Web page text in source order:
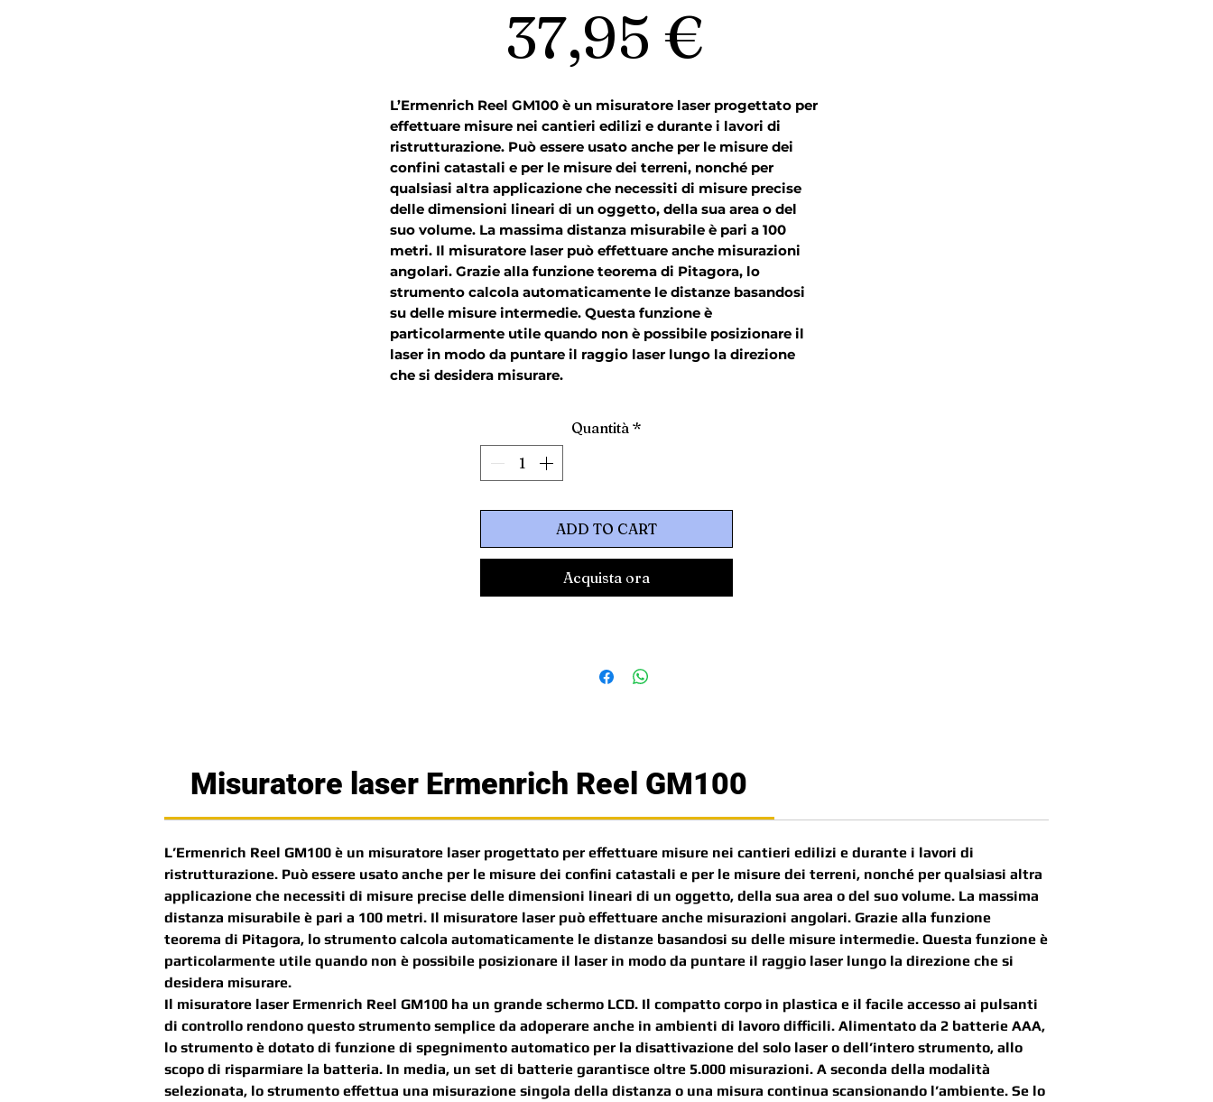
37,95 €
L’Ermenrich Reel GM100 è un misuratore laser progettato per
effettuare misure nei cantieri edilizi e durante i lavori di
ristrutturazione. Può essere usato anche per le misure dei
confini catastali e per le misure dei terreni, nonché per
qualsiasi altra applicazione che necessiti di misure precise
delle dimensioni lineari di un oggetto, della sua area o del
suo volume. La massima distanza misurabile è pari a 100
metri. Il misuratore laser può effettuare anche misurazioni
angolari. Grazie alla funzione teorema di Pitagora, lo
strumento calcola automaticamente le distanze basandosi
su delle misure intermedie. Questa funzione è
particolarmente utile quando non è possibile posizionare il
laser in modo da puntare il raggio laser lungo la direzione
che si desidera misurare.
Quantità *
ADD TO CART
Acquista ora
Misuratore laser Ermenrich Reel GM100
L’Ermenrich Reel GM100 è un misuratore laser progettato per effettuare misure nei cantieri edilizi e durante i lavori di
ristrutturazione. Può essere usato anche per le misure dei confini catastali e per le misure dei terreni, nonché per qualsiasi altra
applicazione che necessiti di misure precise delle dimensioni lineari di un oggetto, della sua area o del suo volume. La massima
distanza misurabile è pari a 100 metri. Il misuratore laser può effettuare anche misurazioni angolari. Grazie alla funzione
teorema di Pitagora, lo strumento calcola automaticamente le distanze basandosi su delle misure intermedie. Questa funzione è
particolarmente utile quando non è possibile posizionare il laser in modo da puntare il raggio laser lungo la direzione che si
desidera misurare.
Il misuratore laser Ermenrich Reel GM100 ha un grande schermo LCD. Il compatto corpo in plastica e il facile accesso ai pulsanti
di controllo rendono questo strumento semplice da adoperare anche in ambienti di lavoro difficili. Alimentato da 2 batterie AAA,
lo strumento è dotato di funzione di spegnimento automatico per la disattivazione del solo laser o dell’intero strumento, allo
scopo di risparmiare la batteria. In media, un set di batterie garantisce oltre 5.000 misurazioni. A seconda della modalità
selezionata, lo strumento effettua una misurazione singola della distanza o una misura continua scansionando l’ambiente. Se lo